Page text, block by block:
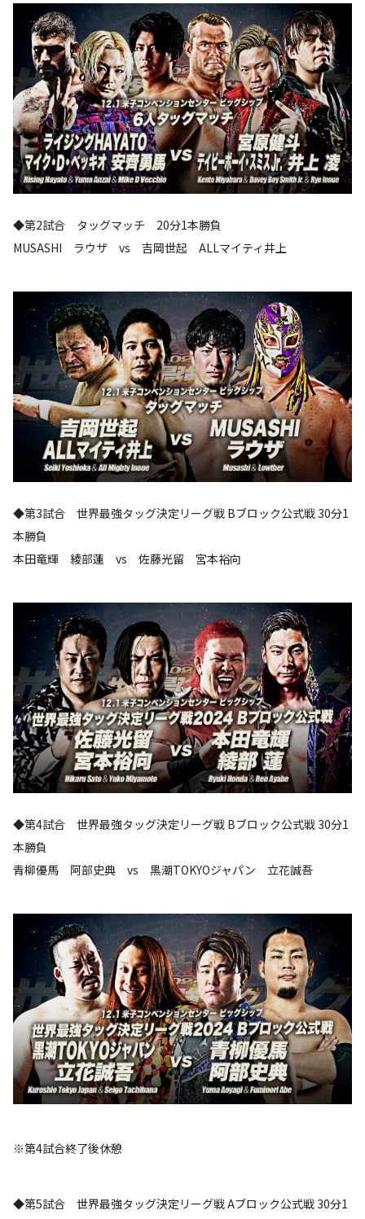
◆第2試合 タッグマッチ 20分1本勝負
MUSASHI ラウザ vs 吉岡世起 ALLマイティ井上
◆第3試合 世界最強タッグ決定リーグ戦 Bブロック公式戦 30分1
本勝負
本田竜輝 綾部蓮 vs 佐藤光留 宮本裕向
◆第4試合 世界最強タッグ決定リーグ戦 Bブロック公式戦 30分1
本勝負
青柳優馬 阿部史典 vs 黒潮TOKYOジャパン 立花誠吾
※第4試合終了後休憩
◆第5試合 世界最強タッグ決定リーグ戦 Aブロック公式戦 30分1